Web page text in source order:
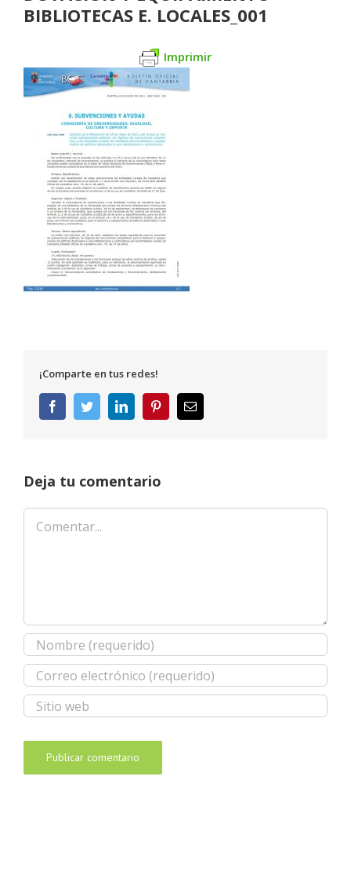
BIBLIOTECAS E. LOCALES_001
Imprimir
¡Comparte en tus redes!
FacebookTwitterLinkedInPinterestCorreo
electrónico
Deja tu comentario
Comentar